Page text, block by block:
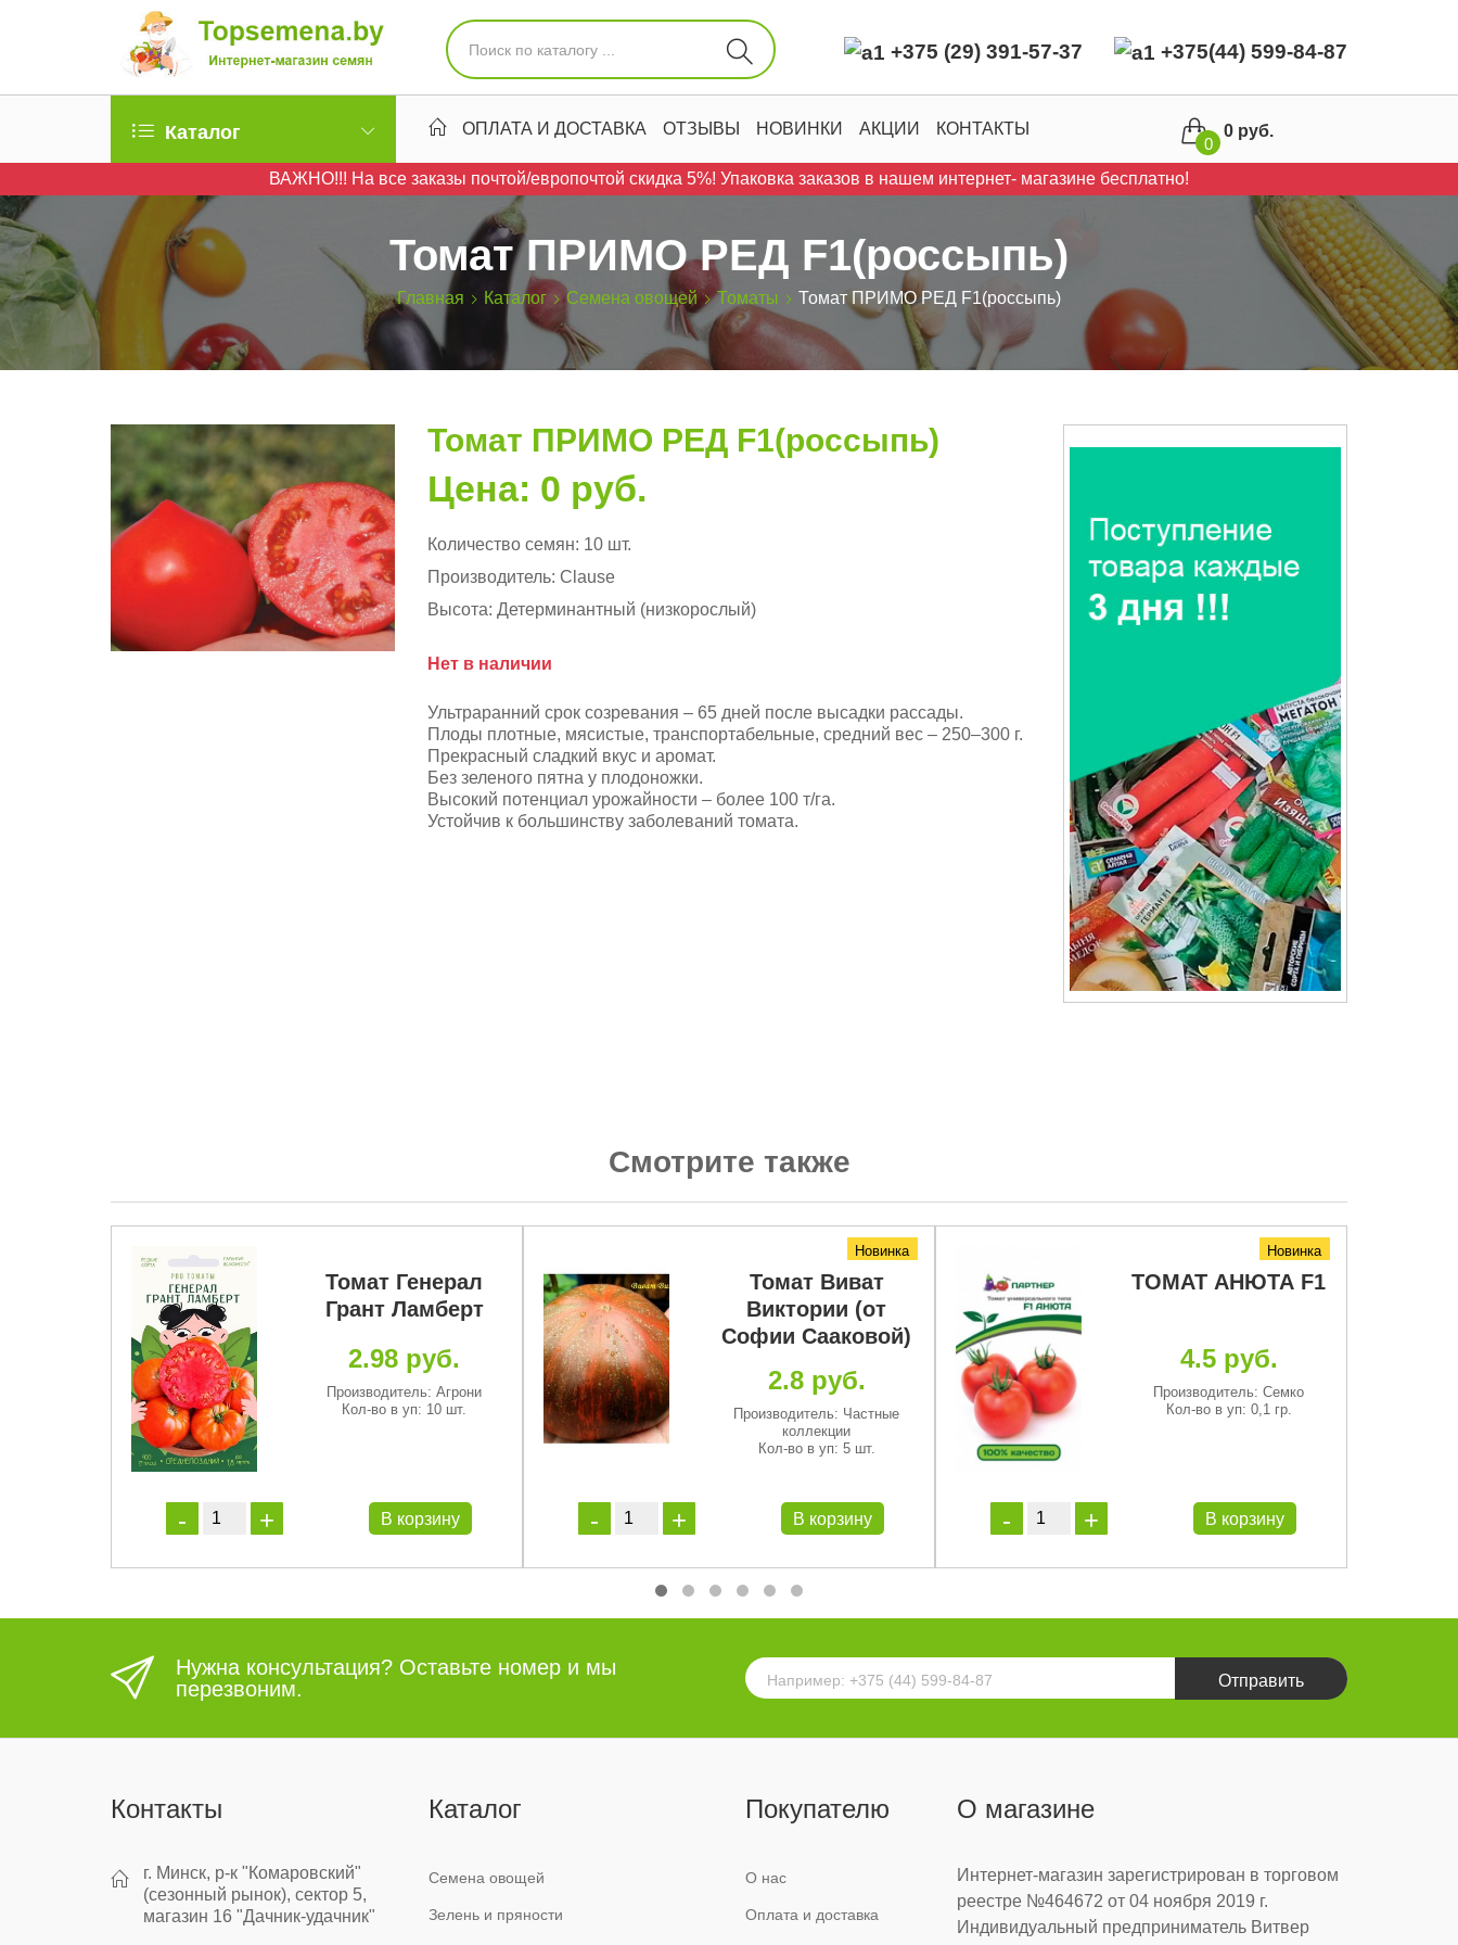
+375 (29) 391-57-37 +375(44) 599-84-87
Каталог ОПЛАТА И ДОСТАВКА ОТЗЫВЫ НОВИНКИ АКЦИИ КОНТАКТЫ 0
0 руб.
ВАЖНО!!! На все заказы почтой/европочтой скидка 5%! Упаковка заказов в нашем интернет- магазине бесплатно!
Томат ПРИМО РЕД F1(россыпь)
Главная Каталог Семена овощей Томаты Томат ПРИМО РЕД F1(россыпь)
Томат ПРИМО РЕД F1(россыпь)
Цена: 0 руб.
Количество семян: 10 шт.
Производитель: Clause
Высота: Детерминантный (низкорослый)
Нет в наличии
Ультраранний срок созревания – 65 дней после высадки рассады.
Плоды плотные, мясистые, транспортабельные, средний вес – 250–300 г.
Прекрасный сладкий вкус и аромат.
Без зеленого пятна у плодоножки.
Высокий потенциал урожайности – более 100 т/га.
Устойчив к большинству заболеваний томата.
Смотрите также
Томат Генерал
Грант Ламберт
2.98 руб.
Производитель: Агрони
Кол-во в уп: 10 шт.
В корзину
Новинка
Томат Виват
Виктории (от
Софии Сааковой)
2.8 руб.
Производитель: Частные
коллекции
Кол-во в уп: 5 шт.
В корзину
Новинка
ТОМАТ АНЮТА F1
4.5 руб.
Производитель: Семко
Кол-во в уп: 0,1 гр.
В корзину
Нужна консультация? Оставьте номер и мы
перезвоним.
Отправить
Контакты
г. Минск, р-к "Комаровский"
(сезонный рынок), сектор 5,
магазин 16 "Дачник-удачник"
Каталог
Семена овощей
Зелень и пряности
Покупателю
О нас
Оплата и доставка
О магазине
Интернет-магазин зарегистрирован в торговом
реестре №464672 от 04 ноября 2019 г.
Индивидуальный предприниматель Витвер